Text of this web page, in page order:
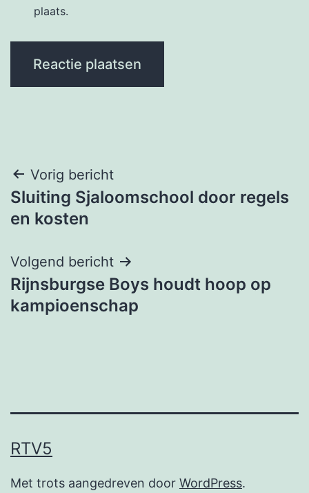
plaats.
Bericht
navigatie
Vorig bericht
Sluiting Sjaloomschool door regels
en kosten
Volgend bericht
Rijnsburgse Boys houdt hoop op
kampioenschap
RTV5
Met trots aangedreven door WordPress.